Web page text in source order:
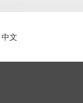
中文